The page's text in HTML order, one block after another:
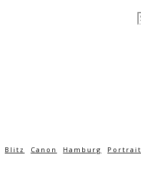
Blitz Canon Hamburg Portrait